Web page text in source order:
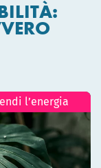
l’energia